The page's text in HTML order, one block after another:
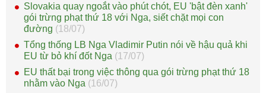
Slovakia quay ngoắt vào phút chót, EU 'bật đèn xanh'
gói trừng phạt thứ 18 với Nga, siết chặt mọi con
đường (18/07)
Tổng thống LB Nga Vladimir Putin nói về hậu quả khi
EU từ bỏ khí đốt Nga (17/07)
EU thất bại trong việc thông qua gói trừng phạt thứ 18
nhằm vào Nga (16/07)